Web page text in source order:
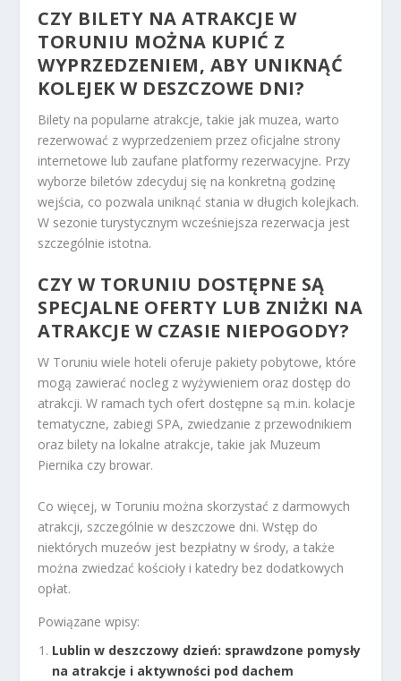
CZY BILETY NA ATRAKCJE W
TORUNIU MOŻNA KUPIĆ Z
WYPRZEDZENIEM, ABY UNIKNĄĆ
KOLEJEK W DESZCZOWE DNI?
Bilety na popularne atrakcje, takie jak muzea, warto
rezerwować z wyprzedzeniem przez oficjalne strony
internetowe lub zaufane platformy rezerwacyjne. Przy
wyborze biletów zdecyduj się na konkretną godzinę
wejścia, co pozwala uniknąć stania w długich kolejkach.
W sezonie turystycznym wcześniejsza rezerwacja jest
szczególnie istotna.
CZY W TORUNIU DOSTĘPNE SĄ
SPECJALNE OFERTY LUB ZNIŻKI NA
ATRAKCJE W CZASIE NIEPOGODY?
W Toruniu wiele hoteli oferuje pakiety pobytowe, które
mogą zawierać nocleg z wyżywieniem oraz dostęp do
atrakcji. W ramach tych ofert dostępne są m.in. kolacje
tematyczne, zabiegi SPA, zwiedzanie z przewodnikiem
oraz bilety na lokalne atrakcje, takie jak Muzeum
Piernika czy browar.
Co więcej, w Toruniu można skorzystać z darmowych
atrakcji, szczególnie w deszczowe dni. Wstęp do
niektórych muzeów jest bezpłatny w środy, a także
można zwiedzać kościoły i katedry bez dodatkowych
opłat.
Powiązane wpisy:
Lublin w deszczowy dzień: sprawdzone pomysły
na atrakcje i aktywności pod dachem